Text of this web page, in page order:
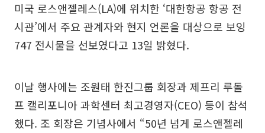
미국 로스앤젤레스(LA)에 위치한 ‘대한항공 항공 전
시관’에서 주요 관계자와 현지 언론을 대상으로 보잉
747 전시물을 선보였다고 13일 밝혔다.
이날 행사에는 조원태 한진그룹 회장과 제프리 루돌
프 캘리포니아 과학센터 최고경영자(CEO) 등이 참석
했다. 조 회장은 기념사에서 “50년 넘게 로스앤젤레